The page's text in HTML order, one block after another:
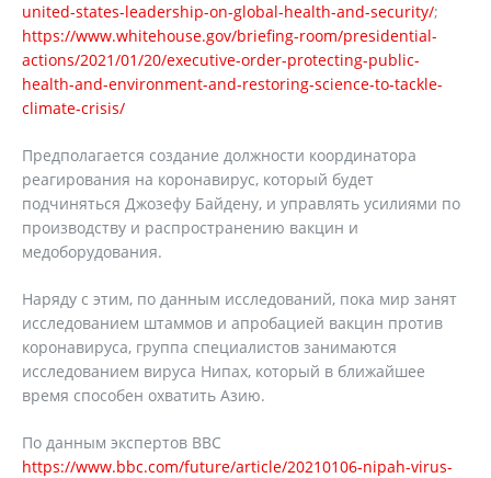
united-states-leadership-on-global-health-and-security/;
https://www.whitehouse.gov/briefing-room/presidential-
actions/2021/01/20/executive-order-protecting-public-
health-and-environment-and-restoring-science-to-tackle-
climate-crisis/
Предполагается создание должности координатора
реагирования на коронавирус, который будет
подчиняться Джозефу Байдену, и управлять усилиями по
производству и распространению вакцин и
медоборудования.
Наряду с этим, по данным исследований, пока мир занят
исследованием штаммов и апробацией вакцин против
коронавируса, группа специалистов занимаются
исследованием вируса Нипах, который в ближайшее
время способен охватить Азию.
По данным экспертов ВВС
https://www.bbc.com/future/article/20210106-nipah-virus-